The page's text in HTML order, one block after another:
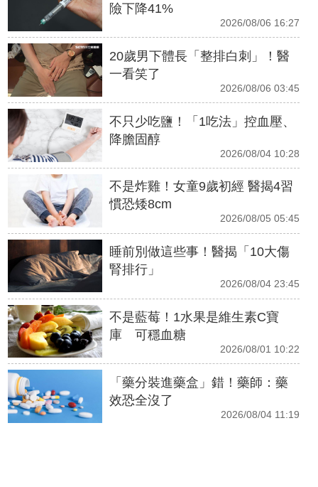
險下降41%
2026/08/06 16:27
20歲男下體長「整排白刺」！醫
一看笑了
2026/08/06 03:45
不只少吃鹽！「1吃法」控血壓、
降膽固醇
2026/08/04 10:28
不是炸雞！女童9歲初經 醫揭4習
慣恐矮8cm
2026/08/05 05:45
睡前別做這些事！醫揭「10大傷
腎排行」
2026/08/04 23:45
不是藍莓！1水果是維生素C寶
庫 可穩血糖
2026/08/01 10:22
「藥分裝進藥盒」錯！藥師：藥
效恐全沒了
2026/08/04 11:19